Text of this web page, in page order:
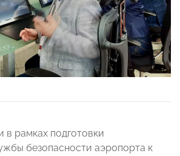
в рамках подготовки
безопасности аэропорта к